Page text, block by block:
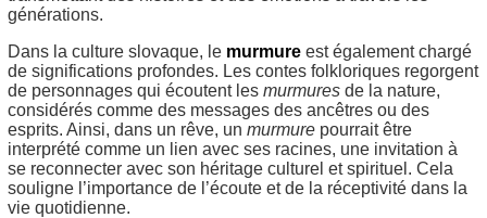
générations.
Dans la culture slovaque, le murmure est également chargé
de significations profondes. Les contes folkloriques regorgent
de personnages qui écoutent les murmures de la nature,
considérés comme des messages des ancêtres ou des
esprits. Ainsi, dans un rêve, un murmure pourrait être
interprété comme un lien avec ses racines, une invitation à
se reconnecter avec son héritage culturel et spirituel. Cela
souligne l’importance de l’écoute et de la réceptivité dans la
vie quotidienne.